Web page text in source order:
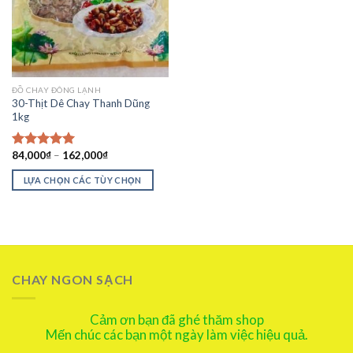
ĐỒ CHAY ĐÔNG LẠNH
30-Thịt Dê Chay Thanh Dũng
1kg
Được xếp
hạng5.00
5 sao
84,000₫– 162,000₫
LỰA CHỌN CÁC TÙY CHỌN
CHAY NGON SẠCH
Cảm ơn bạn đã ghé thăm shop
Mến chúc các bạn một ngày làm việc hiệu quả.